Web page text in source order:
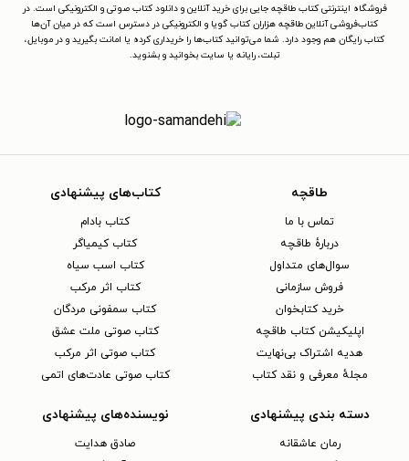
فروشگاه اینترنتی کتاب طاقچه جایی برای خرید آنلاین و دانلود کتاب صوتی و الکترونیکی است. در
کتاب‌فروشی آنلاین طاقچه هزاران کتاب گویا و الکترونیکی در دسترس است که در میان آن‌ها
کتاب رایگان هم وجود دارد. شما می‌توانید کتاب‌ها را خریداری کرده یا امانت بگیرید و در موبایل،
تبلت، رایانه یا سایت بخوانید و بشنوید.
طاقچه
تماس با ما
دربارهٔ طاقچه
سوال‌های متداول
فروش سازمانی
خرید کتابخوان
اپلیکیشن کتاب طاقچه
هدیه اشتراک بی‌نهایت
مجلهٔ معرفی و نقد کتاب
کتاب‌های پیشنهادی
کتاب بادام
کتاب کیمیاگر
کتاب اسب سیاه
کتاب اثر مرکب
کتاب سمفونی مردگان
کتاب صوتی ملت عشق
کتاب صوتی اثر مرکب
کتاب صوتی عادت‌های اتمی
دسته بندی پیشنهادی
رمان عاشقانه
نویسنده‌های پیشنهادی
صادق هدایت